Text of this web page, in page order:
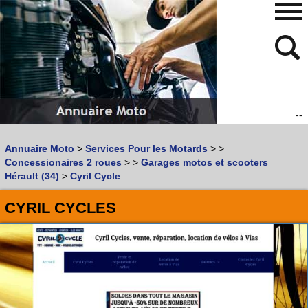
--
Vous recherchez un garage MOTOouSCOOTER
Quoi :
Où :
Trouver un garage Moto !
Retrouvez dans votre VILLE
les bonnes adresses deL'ANNUAIRE MOTO & SCOOTER
480
768
Annuaire Moto > Services Pour les Motards > >
Concessionaires 2 roues > > Garages motos et scooters
Hérault (34) > Cyril Cycle
CYRIL CYCLES